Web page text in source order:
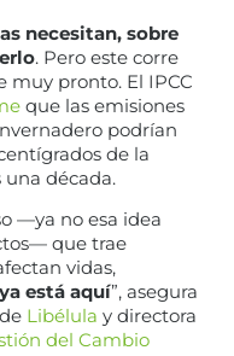
necesitan, sobre
. Pero este corre
muy pronto. El IPCC
que las emisiones
podrían
de la
década.
—ya no esa idea
que trae
vidas,
ya está aquí”, asegura
Libélula y directora
del Cambio